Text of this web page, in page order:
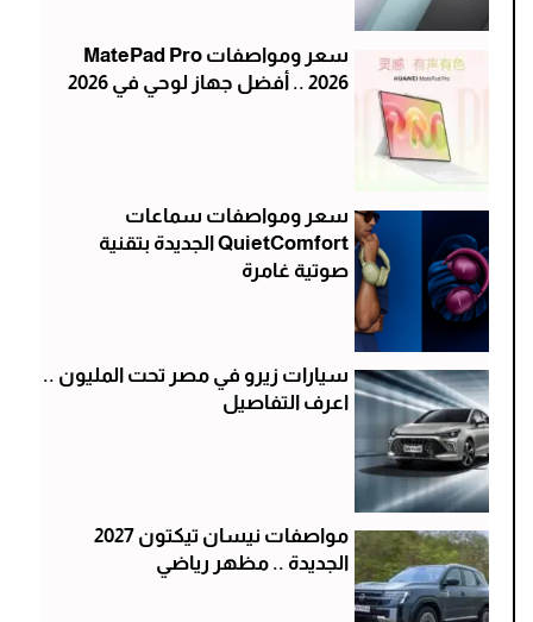
سعر ومواصفات MatePad Pro
2026 .. أفضل جهاز لوحي في 2026
سعر ومواصفات سماعات
QuietComfort الجديدة بتقنية
صوتية غامرة
سيارات زيرو في مصر تحت المليون ..
اعرف التفاصيل
مواصفات نيسان تيكتون 2027
الجديدة .. مظهر رياضي